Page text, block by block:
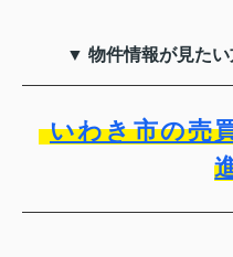
▼ 物件情報が見た
いわき市の売